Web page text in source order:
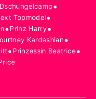
Dschungelcamp•
Topmodel•
•Prinz Harry•
Kardashian•
•Prinzessin Beatrice•